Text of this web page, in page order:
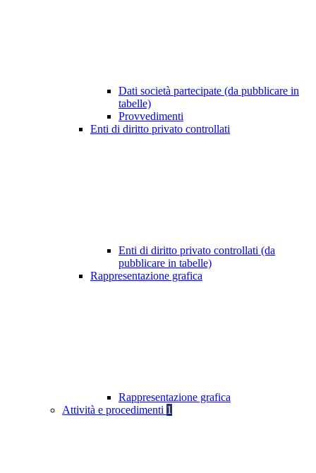
Dati società partecipate (da pubblicare in
tabelle)
Provvedimenti
Enti di diritto privato controllati
Enti di diritto privato controllati (da
pubblicare in tabelle)
Rappresentazione grafica
Rappresentazione grafica
Attività e procedimenti 1